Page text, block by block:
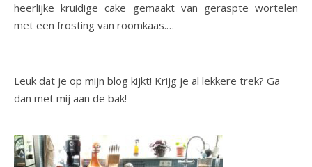
heerlijke kruidige cake gemaakt van geraspte wortelen
met een frosting van roomkaas.…
Leuk dat je op mijn blog kijkt! Krijg je al lekkere trek? Ga
dan met mij aan de bak!